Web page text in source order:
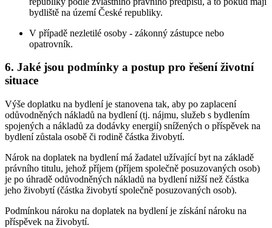
bydliště na území České republiky.
V případě nezletilé osoby - zákonný zástupce nebo
opatrovník.
6. Jaké jsou podmínky a postup pro řešení životní
situace
Výše doplatku na bydlení je stanovena tak, aby po zaplacení
odůvodněných nákladů na bydlení (tj. nájmu, služeb s bydlením
spojených a nákladů za dodávky energií) snížených o příspěvek na
bydlení zůstala osobě či rodině částka živobytí.
Nárok na doplatek na bydlení má žadatel užívající byt na základě
právního titulu, jehož příjem (příjem společně posuzovaných osob)
je po úhradě odůvodněných nákladů na bydlení nižší než částka
jeho živobytí (částka živobytí společně posuzovaných osob).
Podmínkou nároku na doplatek na bydlení je získání nároku na
příspěvek na živobytí.